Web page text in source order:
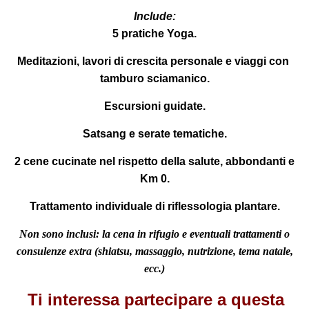
Include:
5 pratiche Yoga.
Meditazioni, lavori di crescita personale e viaggi con
tamburo sciamanico.
Escursioni guidate.
Satsang e serate tematiche.
2 cene cucinate nel rispetto della salute, abbondanti e
Km 0.
Trattamento individuale di riflessologia plantare.
Non sono inclusi: la cena in rifugio e eventuali trattamenti o
consulenze extra (shiatsu, massaggio, nutrizione, tema natale,
ecc.)
Ti interessa partecipare a questa